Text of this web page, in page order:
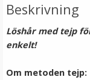
Beskrivning
Löshår med tejp
enkelt!
Om metoden tejp: